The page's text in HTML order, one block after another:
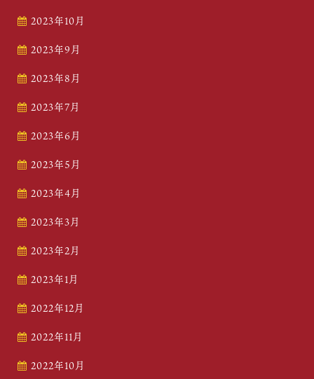
2023年10月
2023年9月
2023年8月
2023年7月
2023年6月
2023年5月
2023年4月
2023年3月
2023年2月
2023年1月
2022年12月
2022年11月
2022年10月